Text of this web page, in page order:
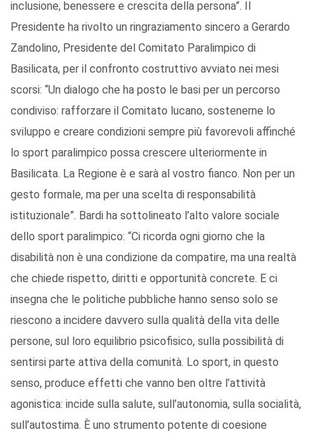
inclusione, benessere e crescita della persona”. Il
Presidente ha rivolto un ringraziamento sincero a Gerardo
Zandolino, Presidente del Comitato Paralimpico di
Basilicata, per il confronto costruttivo avviato nei mesi
scorsi: “Un dialogo che ha posto le basi per un percorso
condiviso: rafforzare il Comitato lucano, sostenerne lo
sviluppo e creare condizioni sempre più favorevoli affinché
lo sport paralimpico possa crescere ulteriormente in
Basilicata. La Regione è e sarà al vostro fianco. Non per un
gesto formale, ma per una scelta di responsabilità
istituzionale”. Bardi ha sottolineato l’alto valore sociale
dello sport paralimpico: “Ci ricorda ogni giorno che la
disabilità non è una condizione da compatire, ma una realtà
che chiede rispetto, diritti e opportunità concrete. E ci
insegna che le politiche pubbliche hanno senso solo se
riescono a incidere davvero sulla qualità della vita delle
persone, sul loro equilibrio psicofisico, sulla possibilità di
sentirsi parte attiva della comunità. Lo sport, in questo
senso, produce effetti che vanno ben oltre l’attività
agonistica: incide sulla salute, sull’autonomia, sulla socialità,
sull’autostima. È uno strumento potente di coesione